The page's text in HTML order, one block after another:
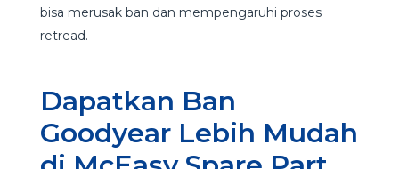
bisa merusak ban dan mempengaruhi proses
retread.
Dapatkan Ban
Goodyear Lebih Mudah